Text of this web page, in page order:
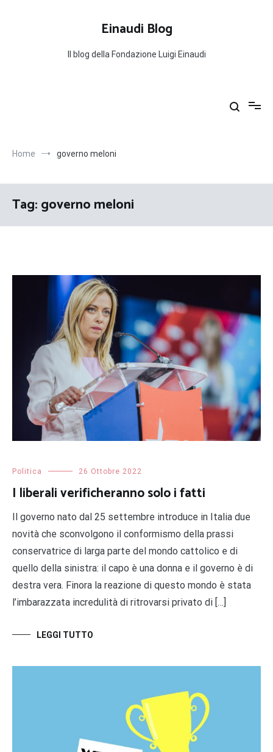
Einaudi Blog
Il blog della Fondazione Luigi Einaudi
Home governo meloni
Tag:governo meloni
Politica 26 Ottobre 2022
I liberali verificheranno solo i fatti
Il governo nato dal 25 settembre introduce in Italia due
novità che sconvolgono il conformismo della prassi
conservatrice di larga parte del mondo cattolico e di
quello della sinistra: il capo è una donna e il governo è di
destra vera. Finora la reazione di questo mondo è stata
l’imbarazzata incredulità di ritrovarsi privato di […]
LEGGI TUTTO